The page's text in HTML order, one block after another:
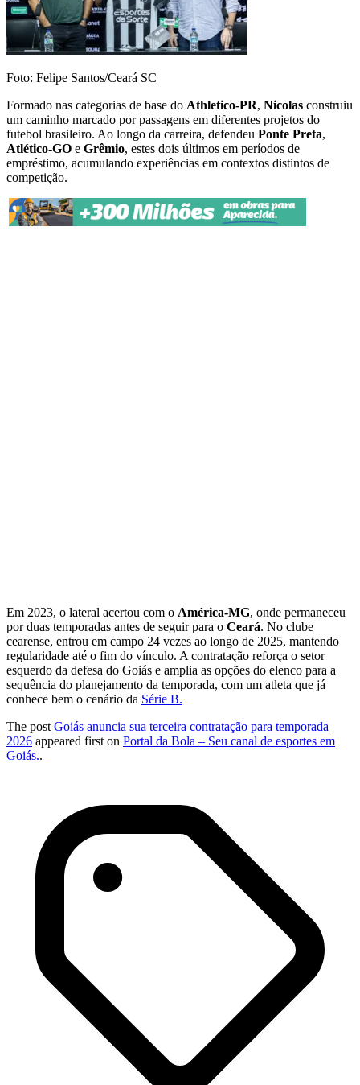
Foto: Felipe Santos/Ceará SC
Formado nas categorias de base do Athletico-PR, Nicolas construiu
um caminho marcado por passagens em diferentes projetos do
futebol brasileiro. Ao longo da carreira, defendeu Ponte Preta,
Atlético-GO e Grêmio, estes dois últimos em períodos de
empréstimo, acumulando experiências em contextos distintos de
competição.
Em 2023, o lateral acertou com o América-MG, onde permaneceu
por duas temporadas antes de seguir para o Ceará. No clube
cearense, entrou em campo 24 vezes ao longo de 2025, mantendo
regularidade até o fim do vínculo. A contratação reforça o setor
esquerdo da defesa do Goiás e amplia as opções do elenco para a
sequência do planejamento da temporada, com um atleta que já
conhece bem o cenário da Série B.
The post Goiás anuncia sua terceira contratação para temporada
2026 appeared first on Portal da Bola – Seu canal de esportes em
Goiás..